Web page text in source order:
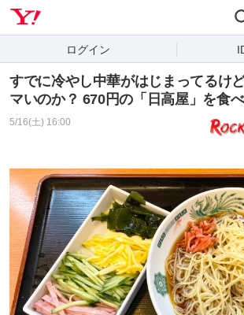
ログイン
すでに冷やし中華がはじまってるけ
マいのか？ 670円の「日高屋」を食
5/16(土) 16:00